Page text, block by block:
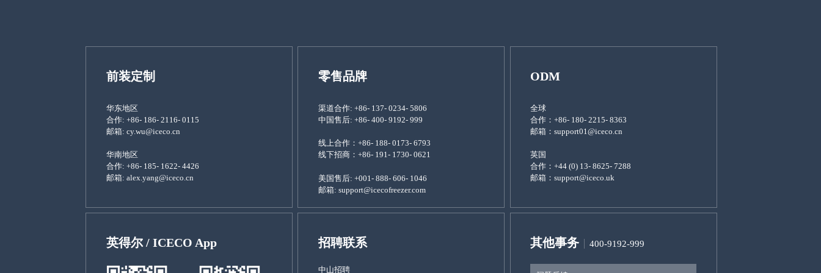
前装定制
华东地区
合作: +86- 186- 2116- 0115
邮箱: cy.wu@iceco.cn
华南地区
合作: +86- 185- 1622- 4426
邮箱: alex.yang@iceco.cn
零售品牌
渠道合作: +86- 137- 0234- 5806
中国售后: +86- 400- 9192- 999
线上合作：+86- 188- 0173- 6793
线下招商：+86- 191- 1730- 0621
美国售后: +001- 888- 606- 1046
邮箱: support@icecofreezer.com
ODM
全球
合作：+86- 180- 2215- 8363
邮箱：support01@iceco.cn
英国
合作：+44 (0) 13- 8625- 7288
邮箱：support@iceco.uk
英得尔 / ICECO App 招聘联系
中山招聘
其他事务 400-9192-999